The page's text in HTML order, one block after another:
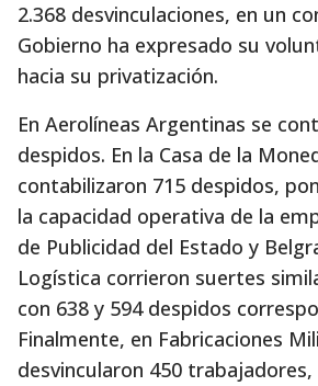
2.368 desvinculaciones, en un
Gobierno ha expresado su
hacia su privatización.
En Aerolíneas Argentinas se
despidos. En la Casa de la
contabilizaron 715 despidos,
la capacidad operativa de la
de Publicidad del Estado y
Logística corrieron suertes
con 638 y 594 despidos
Finalmente, en Fabricaciones
desvincularon 450